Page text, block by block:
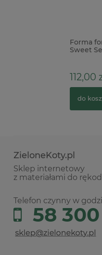
Forma foremka
Sweet Seal pieczęcie
ZieloneKoty.pl
Sklep internetowy
z materiałami do
Telefon czynny w
58